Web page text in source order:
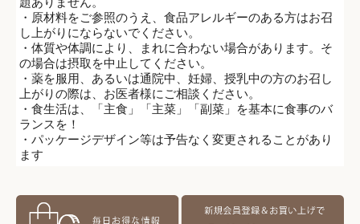
・原材料をご参照のうえ、食品アレルギーのある方はお召
し上がりにならないでください。
・体質や体調により、まれに合わない場合があります。そ
の場合は摂取を中止してください。
・薬を服用、あるいは通院中、妊婦、授乳中の方のお召し
上がりの際は、お医者様にご相談ください。
・食生活は、「主食」「主菜」「副菜」を基本に食事のバ
ランスを！
・パッケージデザイン等は予告なく変更されることがあり
ます